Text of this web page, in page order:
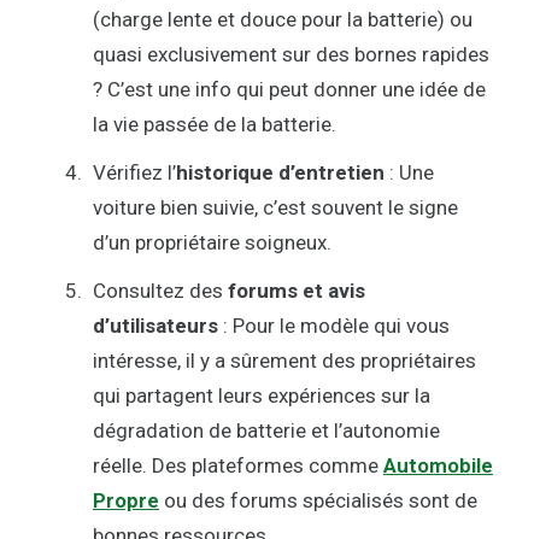
(charge lente et douce pour la batterie) ou
quasi exclusivement sur des bornes rapides
? C’est une info qui peut donner une idée de
la vie passée de la batterie.
Vérifiez l’historique d’entretien : Une
voiture bien suivie, c’est souvent le signe
d’un propriétaire soigneux.
Consultez des forums et avis
d’utilisateurs : Pour le modèle qui vous
intéresse, il y a sûrement des propriétaires
qui partagent leurs expériences sur la
dégradation de batterie et l’autonomie
réelle. Des plateformes comme Automobile
Propre ou des forums spécialisés sont de